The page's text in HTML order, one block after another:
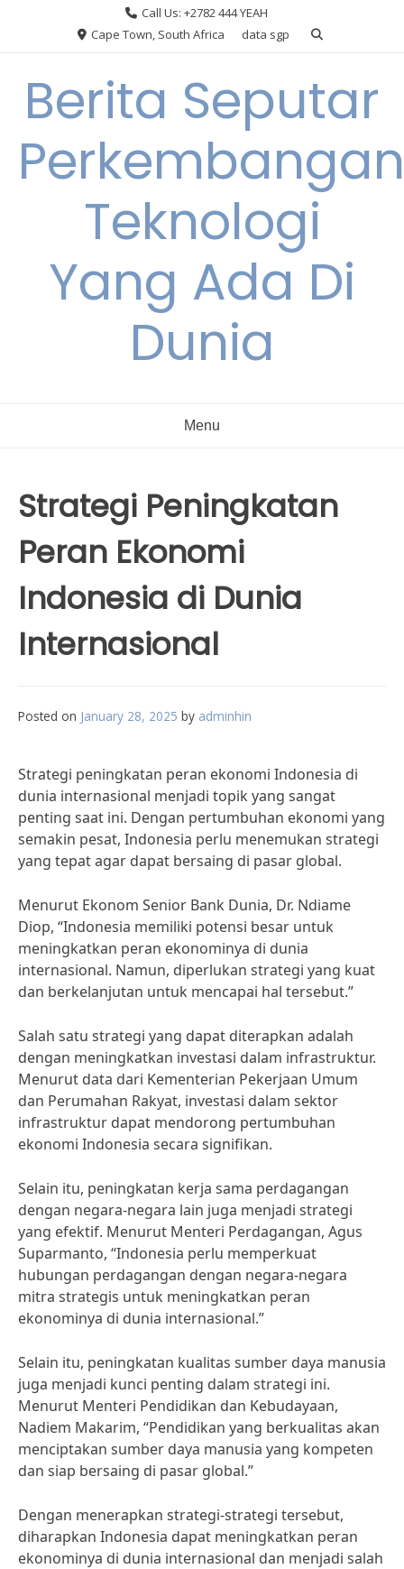
Call Us: +2782 444 YEAH
Cape Town, South Africa
data sgp
Berita Seputar
Perkembangan
Teknologi
Yang Ada Di
Dunia
Menu
Strategi Peningkatan
Peran Ekonomi
Indonesia di Dunia
Internasional
Posted on January 28, 2025 by adminhin
Strategi peningkatan peran ekonomi Indonesia di
dunia internasional menjadi topik yang sangat
penting saat ini. Dengan pertumbuhan ekonomi yang
semakin pesat, Indonesia perlu menemukan strategi
yang tepat agar dapat bersaing di pasar global.
Menurut Ekonom Senior Bank Dunia, Dr. Ndiame
Diop, “Indonesia memiliki potensi besar untuk
meningkatkan peran ekonominya di dunia
internasional. Namun, diperlukan strategi yang kuat
dan berkelanjutan untuk mencapai hal tersebut.”
Salah satu strategi yang dapat diterapkan adalah
dengan meningkatkan investasi dalam infrastruktur.
Menurut data dari Kementerian Pekerjaan Umum
dan Perumahan Rakyat, investasi dalam sektor
infrastruktur dapat mendorong pertumbuhan
ekonomi Indonesia secara signifikan.
Selain itu, peningkatan kerja sama perdagangan
dengan negara-negara lain juga menjadi strategi
yang efektif. Menurut Menteri Perdagangan, Agus
Suparmanto, “Indonesia perlu memperkuat
hubungan perdagangan dengan negara-negara
mitra strategis untuk meningkatkan peran
ekonominya di dunia internasional.”
Selain itu, peningkatan kualitas sumber daya manusia
juga menjadi kunci penting dalam strategi ini.
Menurut Menteri Pendidikan dan Kebudayaan,
Nadiem Makarim, “Pendidikan yang berkualitas akan
menciptakan sumber daya manusia yang kompeten
dan siap bersaing di pasar global.”
Dengan menerapkan strategi-strategi tersebut,
diharapkan Indonesia dapat meningkatkan peran
ekonominya di dunia internasional dan menjadi salah